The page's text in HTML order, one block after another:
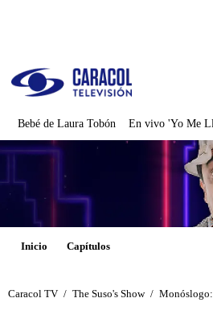
Bebé de Laura Tobón En vivo 'Yo Me
Inicio Capítulos
Caracol TV / The Suso's Show / Monóslogo: